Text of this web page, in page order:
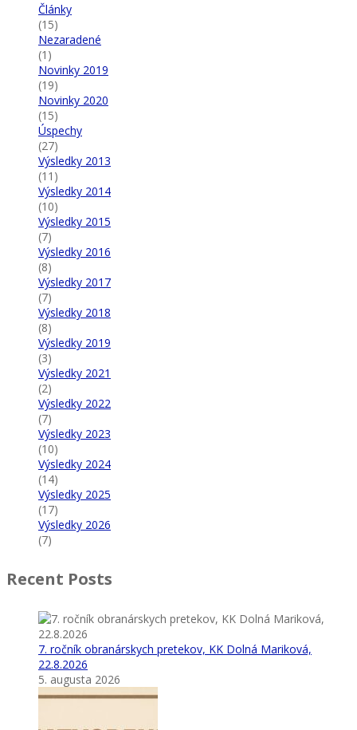
Články
(15)
Nezaradené
(1)
Novinky 2019
(19)
Novinky 2020
(15)
Úspechy
(27)
Výsledky 2013
(11)
Výsledky 2014
(10)
Výsledky 2015
(7)
Výsledky 2016
(8)
Výsledky 2017
(7)
Výsledky 2018
(8)
Výsledky 2019
(3)
Výsledky 2021
(2)
Výsledky 2022
(7)
Výsledky 2023
(10)
Výsledky 2024
(14)
Výsledky 2025
(17)
Výsledky 2026
(7)
Recent Posts
7. ročník obranárskych pretekov, KK Dolná Mariková,
22.8.2026
5. augusta 2026